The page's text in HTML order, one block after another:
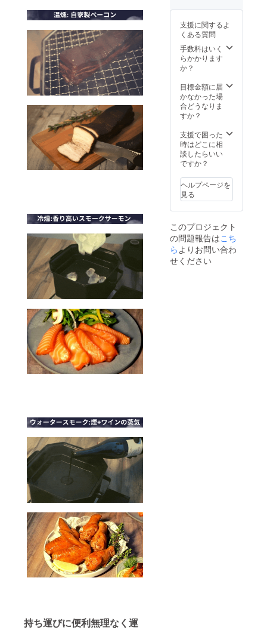
持ち運びに便利無理なく運
送料込
みの価
格とな
ります
は付属
りませ
んが、
弊社サ
イト等
で閲覧
ように
調整中
です。
＜別売
ション
＞ ・交
換用の
網1セッ
小の網2
種類）
※ この
タイミ
ご購入
いただ
くのが
一番お
得で
支援に関するよ
くある質問
手数料はいく
らかかります
か？
目標金額に届
かなかった場
合どうなりま
すか？
支援で困った
時はどこに相
談したらいい
ですか？
ヘルプページを
見る
このプロジェクト
の問題報告はこち
らよりお問い合わ
せください